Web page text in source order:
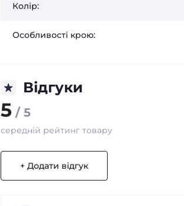
Колір:
Особливості крою:
Відгуки
5 / 5
середній рейтинг товару
+ Додати відгук